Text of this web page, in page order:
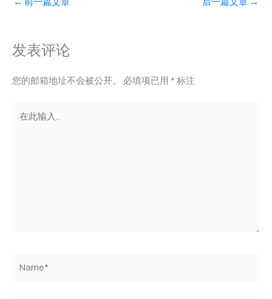
发表评论
您的邮箱地址不会被公开。 必填项已用 *标注
此